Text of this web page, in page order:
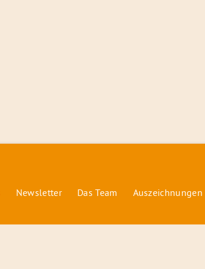
Newsletter Das Team Auszeichnungen